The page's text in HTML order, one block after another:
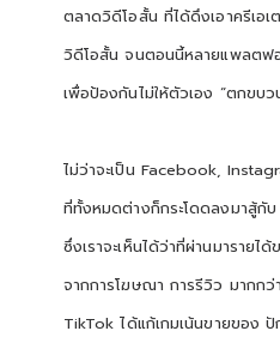
ตลาดวิดีโอสั้น ที่ได้ดึงเอาครีเอเ
วิดีโอสั้น จนตอนนี้หลายแพลตฟ
เพื่อป้องกันไม่ให้ตัวเอง “ตกขบว
ไม่ว่าจะเป็น Facebook,
ที่ทั้งหมดต่างก็กระโดดลงมาสู้กั
ซึ่งเราจะเห็นได้ว่าที่ผ่านมารายไ
จากการโฆษณา การรีวิว มากก
TikTok ได้แก้เกมเน้นขายของ ปั